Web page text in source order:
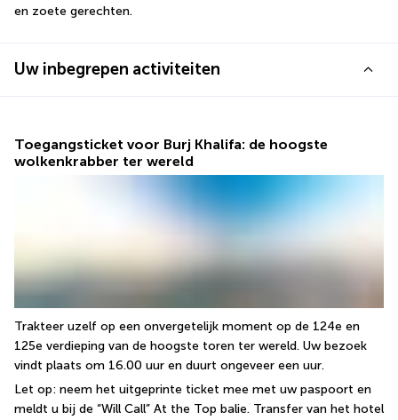
en zoete gerechten.
Uw inbegrepen activiteiten
Toegangsticket voor Burj Khalifa: de hoogste
wolkenkrabber ter wereld
Trakteer uzelf op een onvergetelijk moment op de 124e en
125e verdieping van de hoogste toren ter wereld. Uw bezoek
vindt plaats om 16.00 uur en duurt ongeveer een uur.
Let op: neem het uitgeprinte ticket mee met uw paspoort en
meldt u bij de “Will Call” At the Top balie. Transfer van het hotel